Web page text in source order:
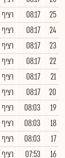
25
08:17 רציף
24
08:17 רציף
23
08:17 רציף
22
08:17 רציף
21
08:17 רציף
20
08:17 רציף
19
08:03 רציף
18
08:03 רציף
17
08:03 רציף
16
07:53 רציף